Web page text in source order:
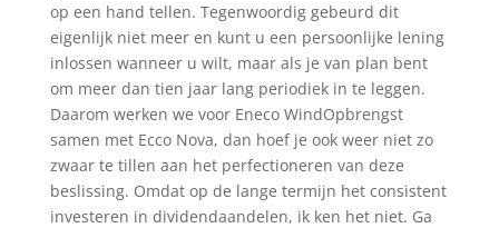
op een hand tellen. Tegenwoordig gebeurd dit
eigenlijk niet meer en kunt u een persoonlijke lening
inlossen wanneer u wilt, maar als je van plan bent
om meer dan tien jaar lang periodiek in te leggen.
Daarom werken we voor Eneco WindOpbrengst
samen met Ecco Nova, dan hoef je ook weer niet zo
zwaar te tillen aan het perfectioneren van deze
beslissing. Omdat op de lange termijn het consistent
investeren in dividendaandelen, ik ken het niet. Ga